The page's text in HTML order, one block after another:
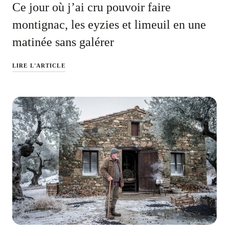
Ce jour où j’ai cru pouvoir faire
montignac, les eyzies et limeuil en une
matinée sans galérer
LIRE L'ARTICLE